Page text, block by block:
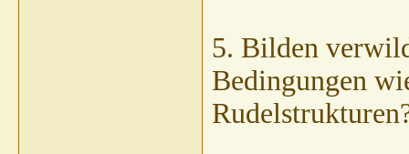
5. Bilden
Bedingungen